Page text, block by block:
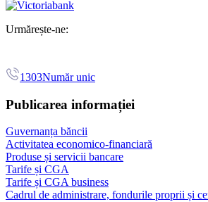
Urmărește-ne:
1303Număr unic
Publicarea informației
Guvernanța băncii
Activitatea economico-financiară
Produse și servicii bancare
Tarife și CGA
Tarife și CGA business
Cadrul de administrare, fondurile proprii și